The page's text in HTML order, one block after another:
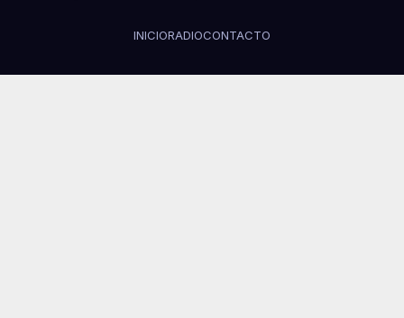
INICIORADIOCONTACTO